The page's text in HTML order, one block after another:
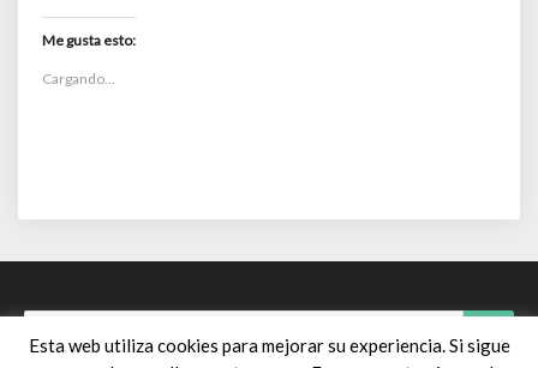
Me gusta esto:
Cargando...
Search
for:
Esta web utiliza cookies para mejorar su experiencia. Si sigue